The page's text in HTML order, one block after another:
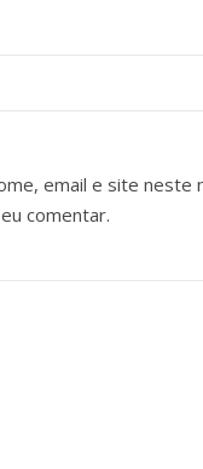
email e site neste
comentar.